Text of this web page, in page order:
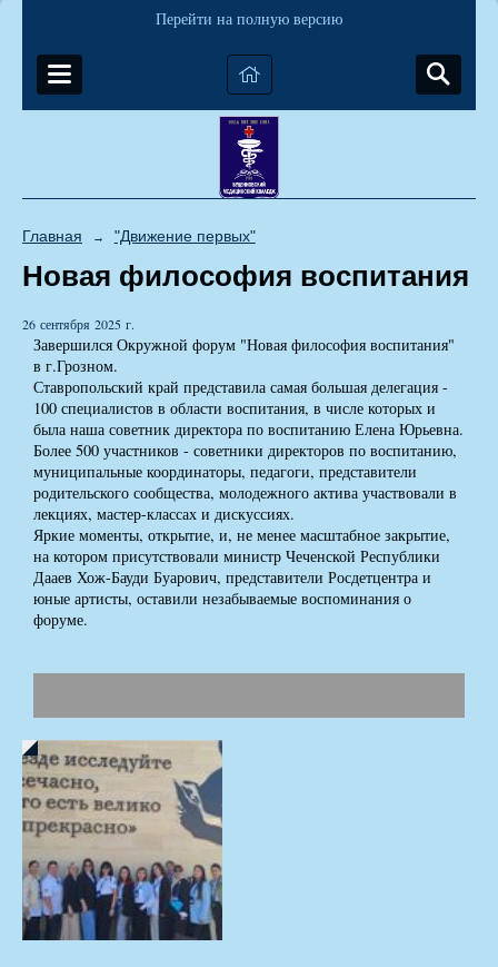
Перейти на полную версию
Главная → "Движение первых"
Новая философия воспитания
26 сентября 2025 г.
Завершился Окружной форум "Новая философия воспитания"
в г.Грозном.
Ставропольский край представила самая большая делегация -
100 специалистов в области воспитания, в числе которых и
была наша советник директора по воспитанию Елена Юрьевна.
Более 500 участников - советники директоров по воспитанию,
муниципальные координаторы, педагоги, представители
родительского сообщества, молодежного актива участвовали в
лекциях, мастер-классах и дискуссиях.
Яркие моменты, открытие, и, не менее масштабное закрытие,
на котором присутствовали министр Чеченской Республики
Дааев Хож-Бауди Буарович, представители Росдетцентра и
юные артисты, оставили незабываемые воспоминания о
форуме.